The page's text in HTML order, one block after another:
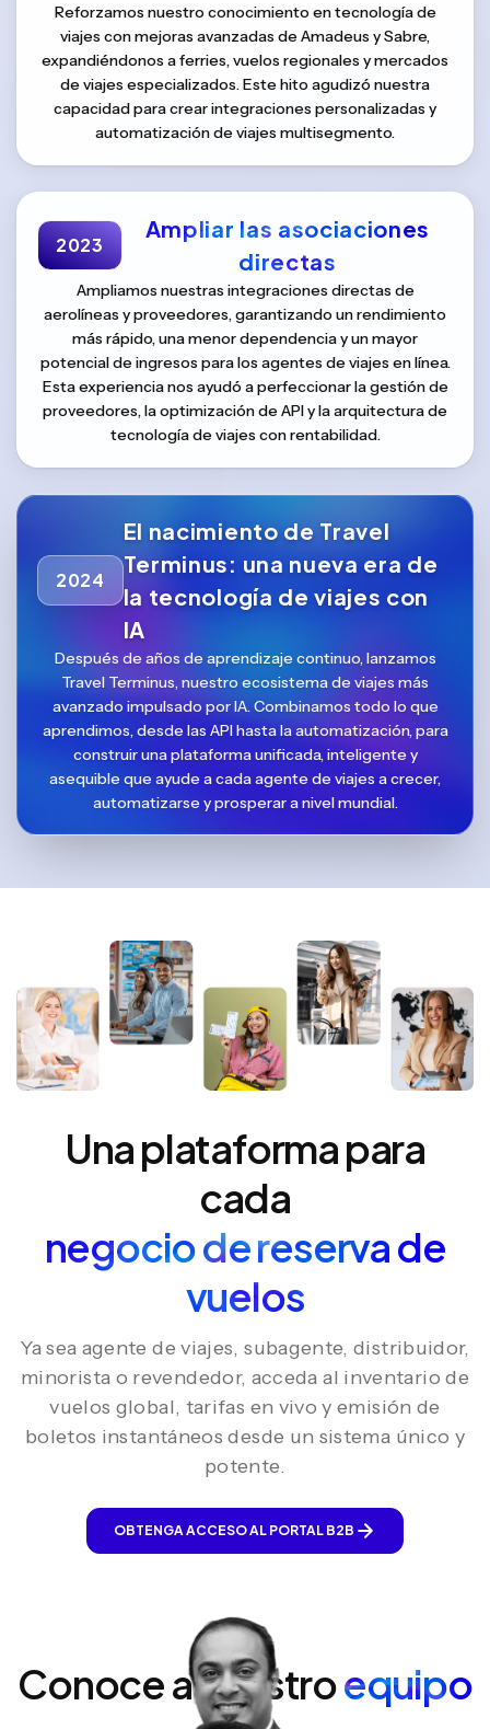
Reforzamos nuestro conocimiento en tecnología de
viajes con mejoras avanzadas de Amadeus y Sabre,
expandiéndonos a ferries, vuelos regionales y mercados
de viajes especializados. Este hito agudizó nuestra
capacidad para crear integraciones personalizadas y
automatización de viajes multisegmento.
2023
Ampliar las asociaciones
directas
Ampliamos nuestras integraciones directas de
aerolíneas y proveedores, garantizando un rendimiento
más rápido, una menor dependencia y un mayor
potencial de ingresos para los agentes de viajes en línea.
Esta experiencia nos ayudó a perfeccionar la gestión de
proveedores, la optimización de API y la arquitectura de
tecnología de viajes con rentabilidad.
2024
El nacimiento de Travel
Terminus: una nueva era de
la tecnología de viajes con
IA
Después de años de aprendizaje continuo, lanzamos
Travel Terminus, nuestro ecosistema de viajes más
avanzado impulsado por IA. Combinamos todo lo que
aprendimos, desde las API hasta la automatización, para
construir una plataforma unificada, inteligente y
asequible que ayude a cada agente de viajes a crecer,
automatizarse y prosperar a nivel mundial.
Una plataforma para
cada
negocio de reserva de
vuelos
Ya sea agente de viajes, subagente, distribuidor,
minorista o revendedor, acceda al inventario de
vuelos global, tarifas en vivo y emisión de
boletos instantáneos desde un sistema único y
potente.
OBTENGA ACCESO AL PORTAL B2B
Conoce a nuestroequipo